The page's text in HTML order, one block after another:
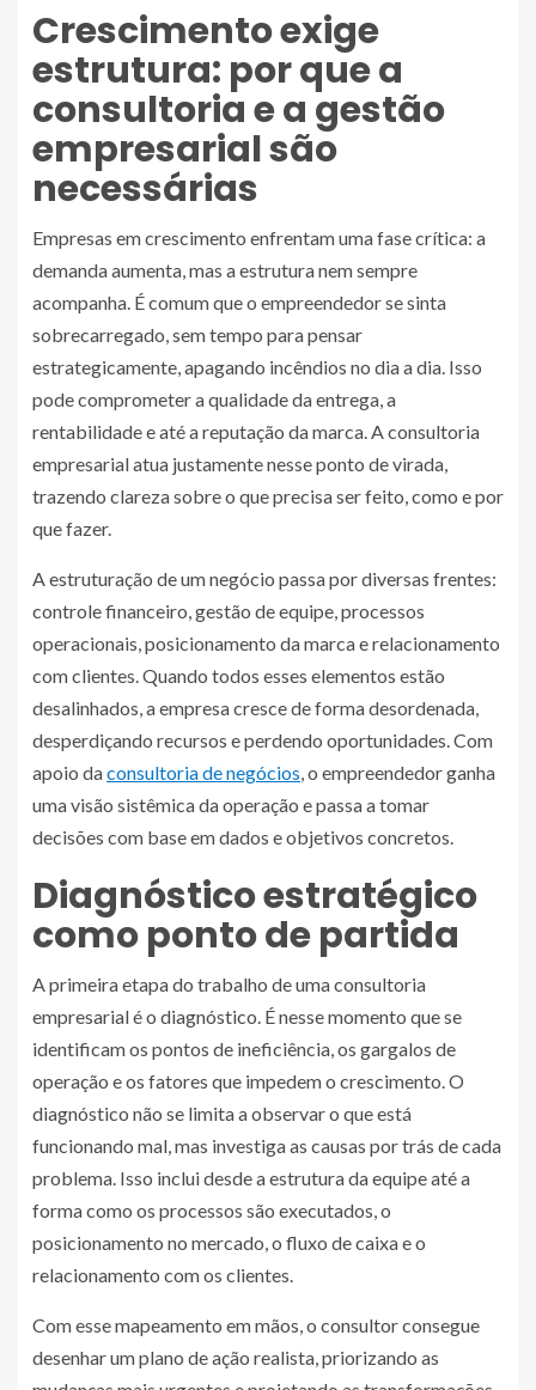
Crescimento exige
estrutura: por que a
consultoria e a gestão
empresarial são
necessárias
Empresas em crescimento enfrentam uma fase crítica: a
demanda aumenta, mas a estrutura nem sempre
acompanha. É comum que o empreendedor se sinta
sobrecarregado, sem tempo para pensar
estrategicamente, apagando incêndios no dia a dia. Isso
pode comprometer a qualidade da entrega, a
rentabilidade e até a reputação da marca. A consultoria
empresarial atua justamente nesse ponto de virada,
trazendo clareza sobre o que precisa ser feito, como e por
que fazer.
A estruturação de um negócio passa por diversas frentes:
controle financeiro, gestão de equipe, processos
operacionais, posicionamento da marca e relacionamento
com clientes. Quando todos esses elementos estão
desalinhados, a empresa cresce de forma desordenada,
desperdiçando recursos e perdendo oportunidades. Com
apoio daconsultoria de negócios, o empreendedor ganha
uma visão sistêmica da operação e passa a tomar
decisões com base em dados e objetivos concretos.
Diagnóstico estratégico
como ponto de partida
A primeira etapa do trabalho de uma consultoria
empresarial é o diagnóstico. É nesse momento que se
identificam os pontos de ineficiência, os gargalos de
operação e os fatores que impedem o crescimento. O
diagnóstico não se limita a observar o que está
funcionando mal, mas investiga as causas por trás de cada
problema. Isso inclui desde a estrutura da equipe até a
forma como os processos são executados, o
posicionamento no mercado, o fluxo de caixa e o
relacionamento com os clientes.
Com esse mapeamento em mãos, o consultor consegue
desenhar um plano de ação realista, priorizando as